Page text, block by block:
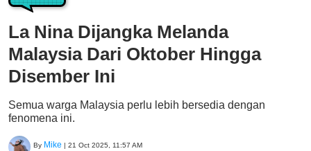
La Nina Dijangka Melanda
Malaysia Dari Oktober Hingga
Disember Ini
Semua warga Malaysia perlu lebih bersedia dengan
fenomena ini.
By Mike | 21 Oct 2025, 11:57 AM